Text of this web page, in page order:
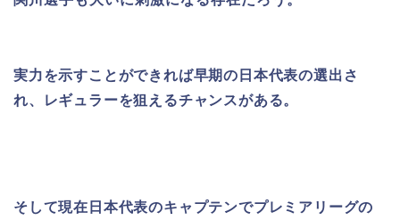
実力を示すことができれば早期の日本代表の選出さ
れ、レギュラーを狙えるチャンスがある。
そして現在日本代表のキャプテンでプレミアリーグの